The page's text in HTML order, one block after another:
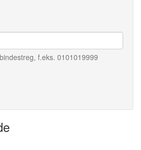
f.eks. 0101019999